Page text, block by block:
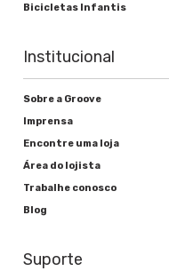
Bicicletas Infantis
Institucional
Sobre a Groove
Imprensa
Encontre uma loja
Área do lojista
Trabalhe conosco
Blog
Suporte